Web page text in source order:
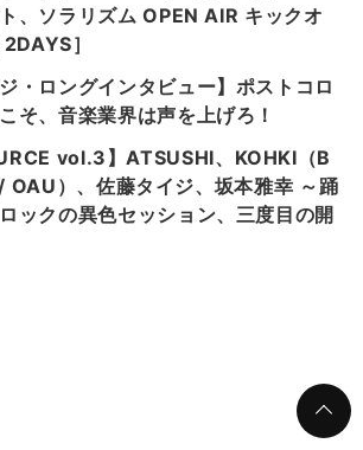
、ソラリズム OPEN AIR キックオ
］
ジ・ロングインタビュー】ポストコロ
そ、音楽業界は声を上げろ！
vol.3】ATSUSHI、KOHKI（B
）、佐藤タイジ、坂本雅幸 ～踊
ックの異色セッション、三度目の開